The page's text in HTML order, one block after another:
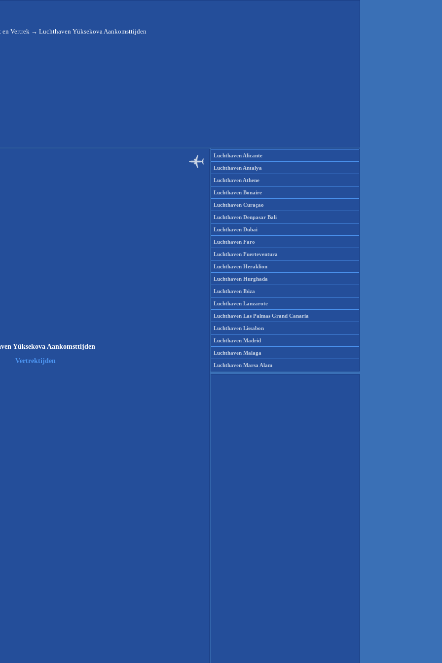
Vertrek → Luchthaven Yüksekova Aankomsttijden
Yüksekova Aankomsttijden
Vertrektijden
Luchthaven Alicante
Luchthaven Antalya
Luchthaven Athene
Luchthaven Bonaire
Luchthaven Curaçao
Luchthaven Denpasar Bali
Luchthaven Dubai
Luchthaven Faro
Luchthaven Fuerteventura
Luchthaven Heraklion
Luchthaven Hurghada
Luchthaven Ibiza
Luchthaven Lanzarote
Luchthaven Las Palmas Grand Canaria
Luchthaven Lissabon
Luchthaven Madrid
Luchthaven Malaga
Luchthaven Marsa Alam